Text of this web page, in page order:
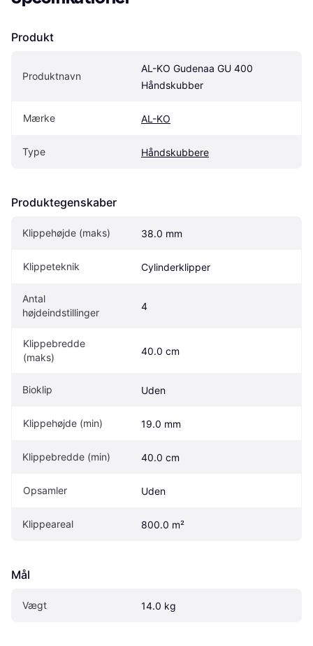
Produkt
Produktnavn
AL-KO Gudenaa GU 400
Håndskubber
Mærke AL-KO
Type Håndskubbere
Produktegenskaber
Klippehøjde (maks) 38.0 mm
Klippeteknik Cylinderklipper
Antal
højdeindstillinger
4
Klippebredde
(maks)
40.0 cm
Bioklip Uden
Klippehøjde (min) 19.0 mm
Klippebredde (min) 40.0 cm
Opsamler Uden
Klippeareal 800.0 m²
Mål
Vægt 14.0 kg